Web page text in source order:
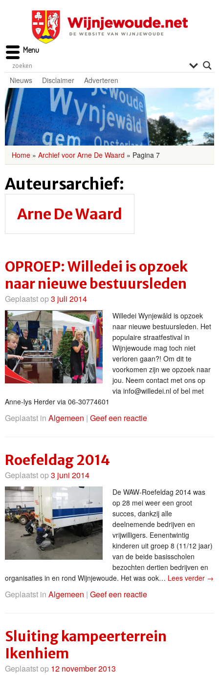
Nieuws Disclaimer Adverteren
Home » Archief voor Arne De Waard » Pagina 7
Auteursarchief:
Arne De Waard
OPROEP: Willedei is opzoek
naar nieuwe bestuursleden
Geplaatst op3 juli 2014
Willedei Wynjewâld is opzoek
naar nieuwe bestuursleden. Het
populaire straatfestival in
Wijnjewoude mag toch niet
verloren gaan?! Om dit te
voorkomen zijn we opzoek naar
jou. Neem contact met ons op
via info@willedei.nl of bel met
Anne-lys Herder via 06-30774601
Geplaatst in Algemeen | Geef een reactie
Roefeldag 2014
Geplaatst op3 juni 2014
De WAW-Roefeldag 2014 was
op 28 mei weer een groot
succes, dankzij alle
deelnemende bedrijven en
vrijwilligers. Eenentwintig
kinderen uit groep 8 (11/12 jaar)
van de beide basisscholen
bezochten dertien bedrijven en
organisaties in en rond Wijnjewoude. Het was ook… Lees verder →
Geplaatst in Algemeen | Geef een reactie
Sluiting kampeerterrein
Ikenhiem
Geplaatst op 12 november 2013
Menu